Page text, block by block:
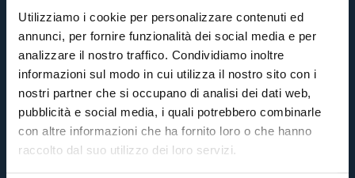
Utilizziamo i cookie per personalizzare contenuti ed
annunci, per fornire funzionalità dei social media e per
analizzare il nostro traffico. Condividiamo inoltre
informazioni sul modo in cui utilizza il nostro sito con i
nostri partner che si occupano di analisi dei dati web,
pubblicità e social media, i quali potrebbero combinarle
con altre informazioni che ha fornito loro o che hanno
raccolto dal suo utilizzo dei loro servizi.